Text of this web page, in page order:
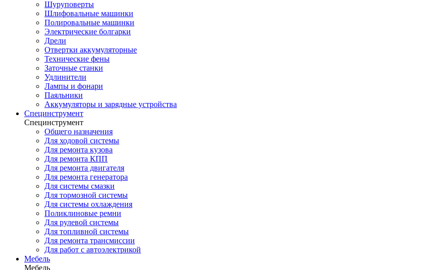
Шуруповерты
Шлифовальные машинки
Полировальные машинки
Электрические болгарки
Дрели
Отвертки аккумуляторные
Технические фены
Заточные станки
Удлинители
Лампы и фонари
Паяльники
Аккумуляторы и зарядные устройства
Специнструмент
Специнструмент
Общего назначения
Для ходовой системы
Для ремонта кузова
Для ремонта КПП
Для ремонта двигателя
Для ремонта генератора
Для системы смазки
Для тормозной системы
Для системы охлаждения
Поликлиновые ремни
Для рулевой системы
Для топливной системы
Для ремонта трансмиссии
Для работ с автоэлектрикой
Мебель
Мебель